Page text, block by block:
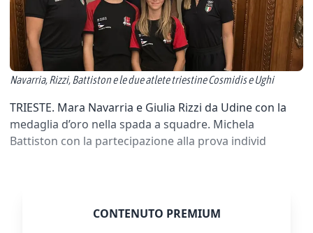
Navarria, Rizzi, Battiston e le due atlete triestine Cosmidis e Ughi
TRIESTE. Mara Navarria e Giulia Rizzi da Udine con la
medaglia d’oro nella spada a squadre. Michela
Battiston con la partecipazione alla prova individ
CONTENUTO PREMIUM